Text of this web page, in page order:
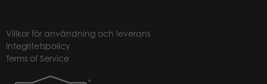
Villkor för användning och leverans
Integritetspolicy
Terms of Service